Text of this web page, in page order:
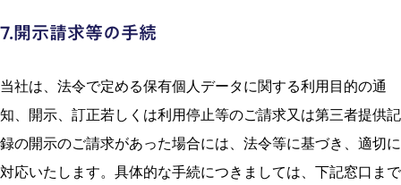
7.開⽰請求等の⼿続
当社は、法令で定める保有個⼈データに関する利⽤⽬的の通
知、開⽰、訂正若しくは利⽤停⽌等のご請求⼜は第三者提供記
録の開⽰のご請求があった場合には、法令等に基づき、適切に
対応いたします。具体的な手続につきましては、下記窓口まで